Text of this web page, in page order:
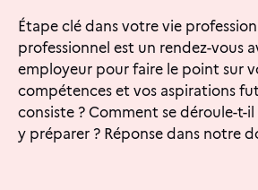
Étape clé dans votre vie
professionnel est un rendez-vous
employeur pour faire le point sur
compétences et vos aspirations
consiste ? Comment se déroule-t-
y préparer ? Réponse dans notre